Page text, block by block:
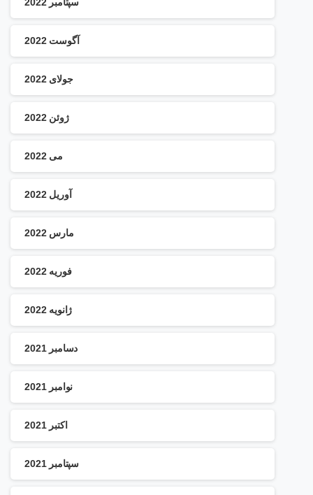
آگوست 2022
جولای 2022
ژوئن 2022
می 2022
آوریل 2022
مارس 2022
فوریه 2022
ژانویه 2022
دسامبر 2021
نوامبر 2021
اکتبر 2021
سپتامبر 2021